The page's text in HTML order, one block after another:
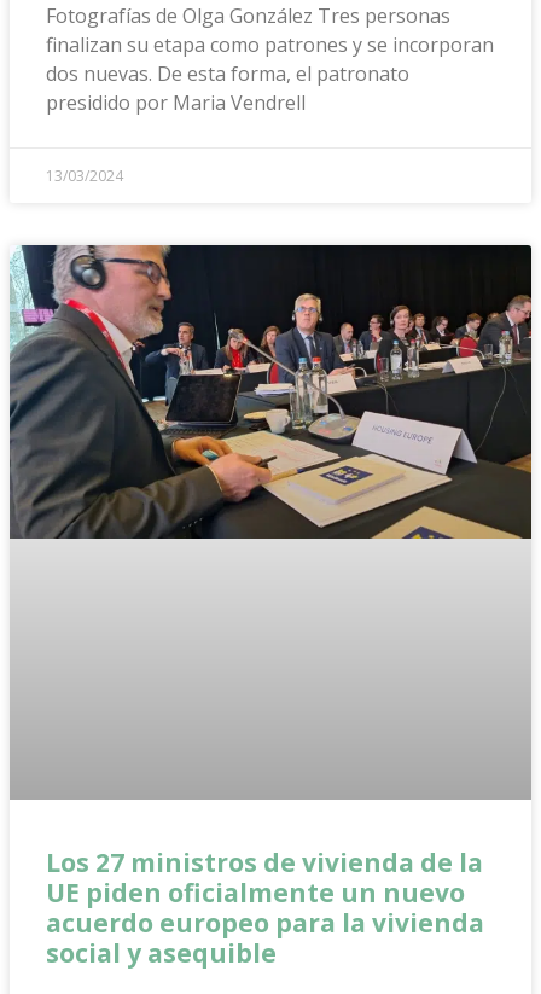
Fotografías de Olga González Tres personas
finalizan su etapa como patrones y se incorporan
dos nuevas. De esta forma, el patronato
presidido por Maria Vendrell
13/03/2024
Los 27 ministros de vivienda de la
UE piden oficialmente un nuevo
acuerdo europeo para la vivienda
social y asequible